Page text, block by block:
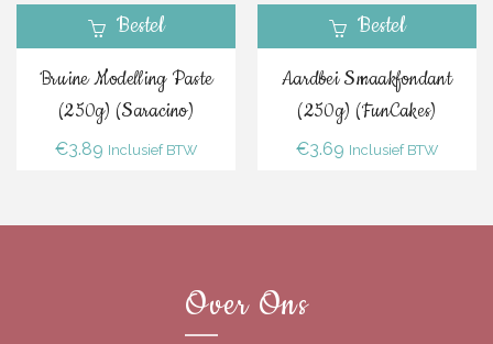
Bestel
Bruine Modelling Paste
(250g) (Saracino)
€3.89 Inclusief BTW
Bestel
Aardbei Smaakfondant
(250g) (FunCakes)
€3.69 Inclusief BTW
Over Ons